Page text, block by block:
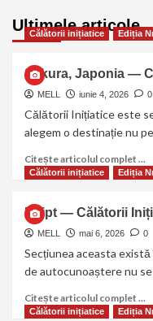
Ultimele articole
Călătorii inițiatice Ediția
Sakura, Japonia —
MELL iunie 4, 2026 0
Călătorii Inițiatice este
alegem o destinație nu
Citește articolul complet ...
Călătorii inițiatice Ediția
Egipt — Călătorii
MELL mai 6, 2026 0
Secțiunea aceasta
de autocunoaștere nu
Citește articolul complet ...
Călătorii inițiatice Ediția